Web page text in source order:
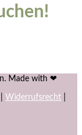
Made with ❤
Widerrufsrecht